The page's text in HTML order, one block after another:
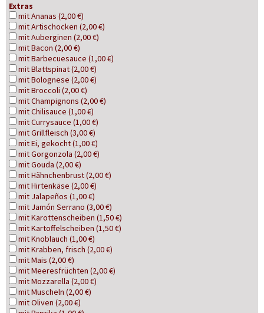
Extras
mit Ananas (2,00 €)
mit Artischocken (2,00 €)
mit Auberginen (2,00 €)
mit Bacon (2,00 €)
mit Barbecuesauce (1,00 €)
mit Blattspinat (2,00 €)
mit Bolognese (2,00 €)
mit Broccoli (2,00 €)
mit Champignons (2,00 €)
mit Chilisauce (1,00 €)
mit Currysauce (1,00 €)
mit Grillfleisch (3,00 €)
mit Ei, gekocht (1,00 €)
mit Gorgonzola (2,00 €)
mit Gouda (2,00 €)
mit Hähnchenbrust (2,00 €)
mit Hirtenkäse (2,00 €)
mit Jalapeños (1,00 €)
mit Jamón Serrano (3,00 €)
mit Karottenscheiben (1,50 €)
mit Kartoffelscheiben (1,50 €)
mit Knoblauch (1,00 €)
mit Krabben, frisch (2,00 €)
mit Mais (2,00 €)
mit Meeresfrüchten (2,00 €)
mit Mozzarella (2,00 €)
mit Muscheln (2,00 €)
mit Oliven (2,00 €)